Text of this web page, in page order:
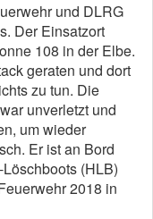
und DLRG
Der Einsatzort
108 in der Elbe.
geraten und dort
zu tun. Die
unverletzt und
um wieder
Er ist an Bord
(HLB)
2018 in